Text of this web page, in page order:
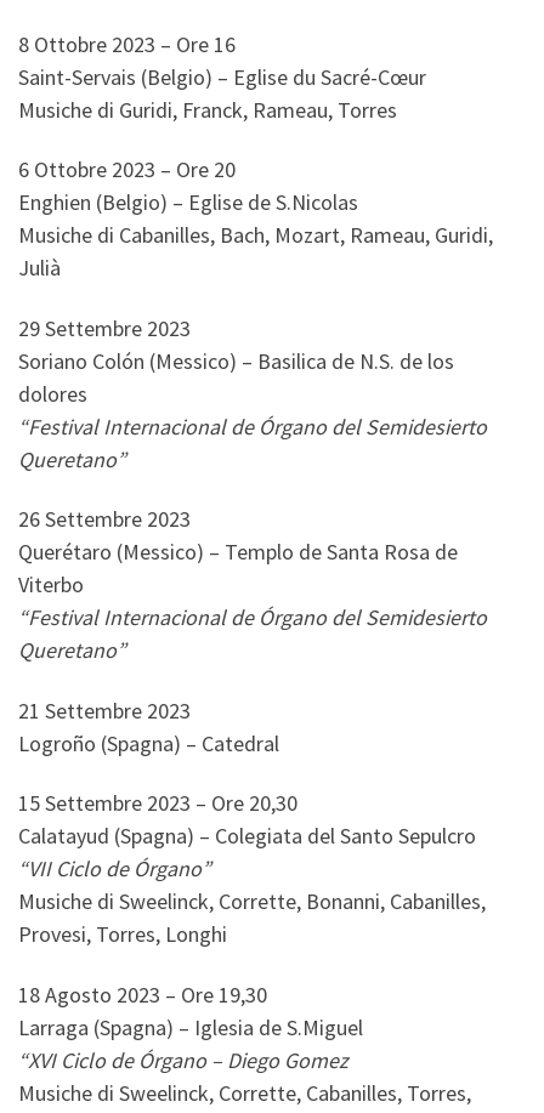
8 Ottobre 2023 – Ore 16
Saint-Servais (Belgio) – Eglise du Sacré-Cœur
Musiche di Guridi, Franck, Rameau, Torres
6 Ottobre 2023 – Ore 20
Enghien (Belgio) – Eglise de S.Nicolas
Musiche di Cabanilles, Bach, Mozart, Rameau, Guridi,
Julià
29 Settembre 2023
Soriano Colón (Messico) – Basilica de N.S. de los
dolores
“Festival Internacional de Órgano del Semidesierto
Queretano”
26 Settembre 2023
Querétaro (Messico) – Templo de Santa Rosa de
Viterbo
“Festival Internacional de Órgano del Semidesierto
Queretano”
21 Settembre 2023
Logroño (Spagna) – Catedral
15 Settembre 2023 – Ore 20,30
Calatayud (Spagna) – Colegiata del Santo Sepulcro
“VII Ciclo de Órgano”
Musiche di Sweelinck, Corrette, Bonanni, Cabanilles,
Provesi, Torres, Longhi
18 Agosto 2023 – Ore 19,30
Larraga (Spagna) – Iglesia de S.Miguel
“XVI Ciclo de Órgano – Diego Gomez
Musiche di Sweelinck, Corrette, Cabanilles, Torres,